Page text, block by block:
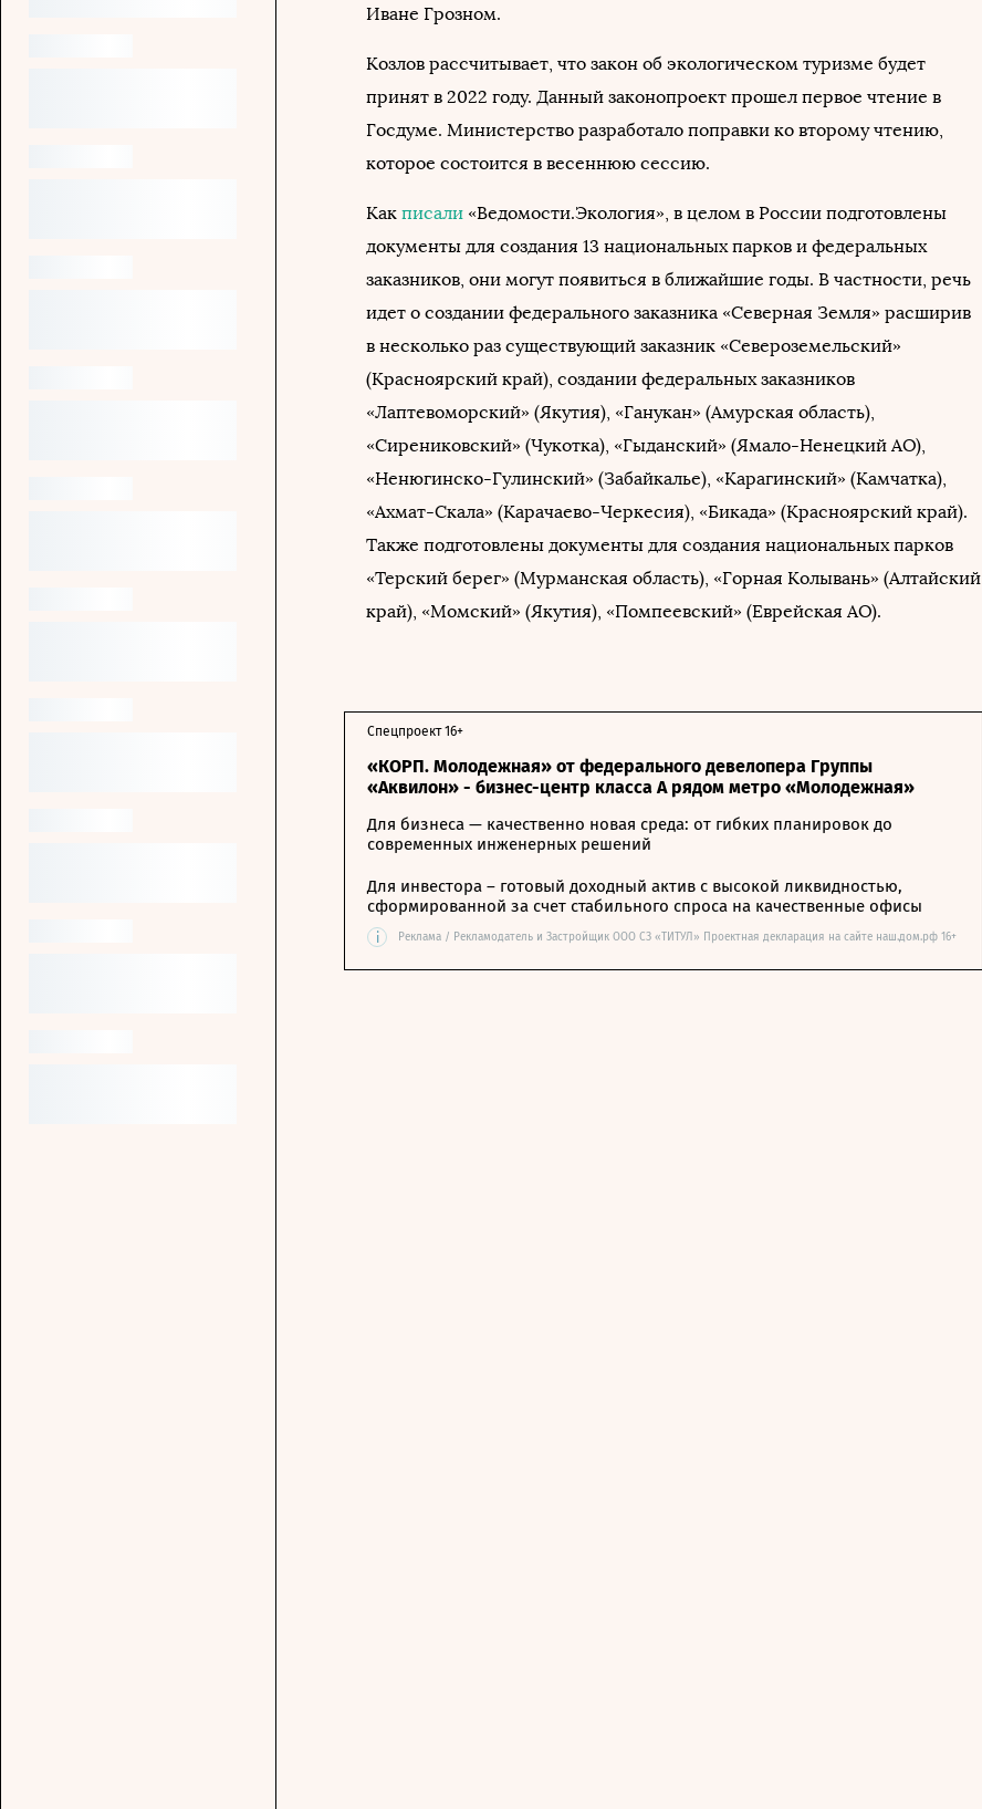
Иване Грозном.
Козлов рассчитывает, что закон об экологическом туризме будет
принят в 2022 году. Данный законопроект прошел первое чтение в
Госдуме. Министерство разработало поправки ко второму чтению,
которое состоится в весеннюю сессию.
Как писали «Ведомости.Экология», в целом в России подготовлены
документы для создания 13 национальных парков и федеральных
заказников, они могут появиться в ближайшие годы. В частности, речь
идет о создании федерального заказника «Северная Земля» расширив
в несколько раз существующий заказник «Североземельский»
(Красноярский край), создании федеральных заказников
«Лаптевоморский» (Якутия), «Ганукан» (Амурская область),
«Сирениковский» (Чукотка), «Гыданский» (Ямало-Ненецкий АО),
«Ненюгинско-Гулинский» (Забайкалье), «Карагинский» (Камчатка),
«Ахмат-Скала» (Карачаево-Черкесия), «Бикада» (Красноярский край).
Также подготовлены документы для создания национальных парков
«Терский берег» (Мурманская область), «Горная Колывань» (Алтайский
край), «Момский» (Якутия), «Помпеевский» (Еврейская АО).
«КОРП. Молодежная» от федерального девелопера Группы
«Аквилон» - бизнес-центр класса А рядом метро «Молодежная»
Спецпроект 16+
Для бизнеса — качественно новая среда: от гибких планировок до
современных инженерных решений
Для инвестора – готовый доходный актив с высокой ликвидностью,
сформированной за счет стабильного спроса на качественные офисы
i Реклама / Рекламодатель и Застройщик ООО СЗ «ТИТУЛ» Проектная декларация на сайте наш.дом.рф 16+